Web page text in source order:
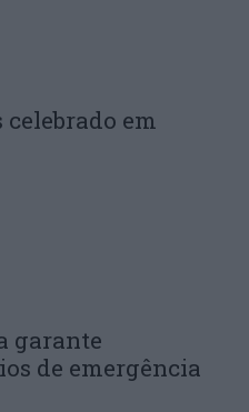
celebrado em
garante
de emergência